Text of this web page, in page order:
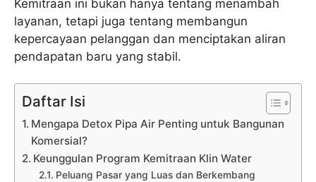
Kemitraan ini bukan hanya tentang menambah
layanan, tetapi juga tentang membangun
kepercayaan pelanggan dan menciptakan aliran
pendapatan baru yang stabil.
Daftar Isi
Mengapa Detox Pipa Air Penting untuk Bangunan
Komersial?
Keunggulan Program Kemitraan Klin Water
Peluang Pasar yang Luas dan Berkembang